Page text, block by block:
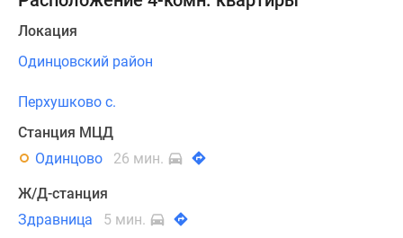
Локация
Одинцовский район
Перхушково с.
Станция МЦД
Одинцово
26 мин.
Ж/Д-станция
Здравница
5 мин.